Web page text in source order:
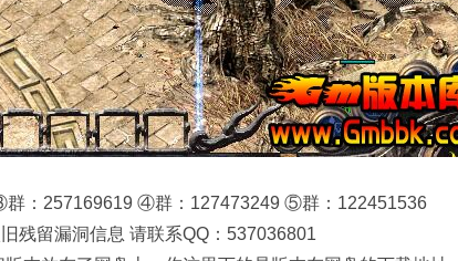
：257169619 ④群：127473249 ⑤群：122451536
残留漏洞信息 请联系QQ：537036801